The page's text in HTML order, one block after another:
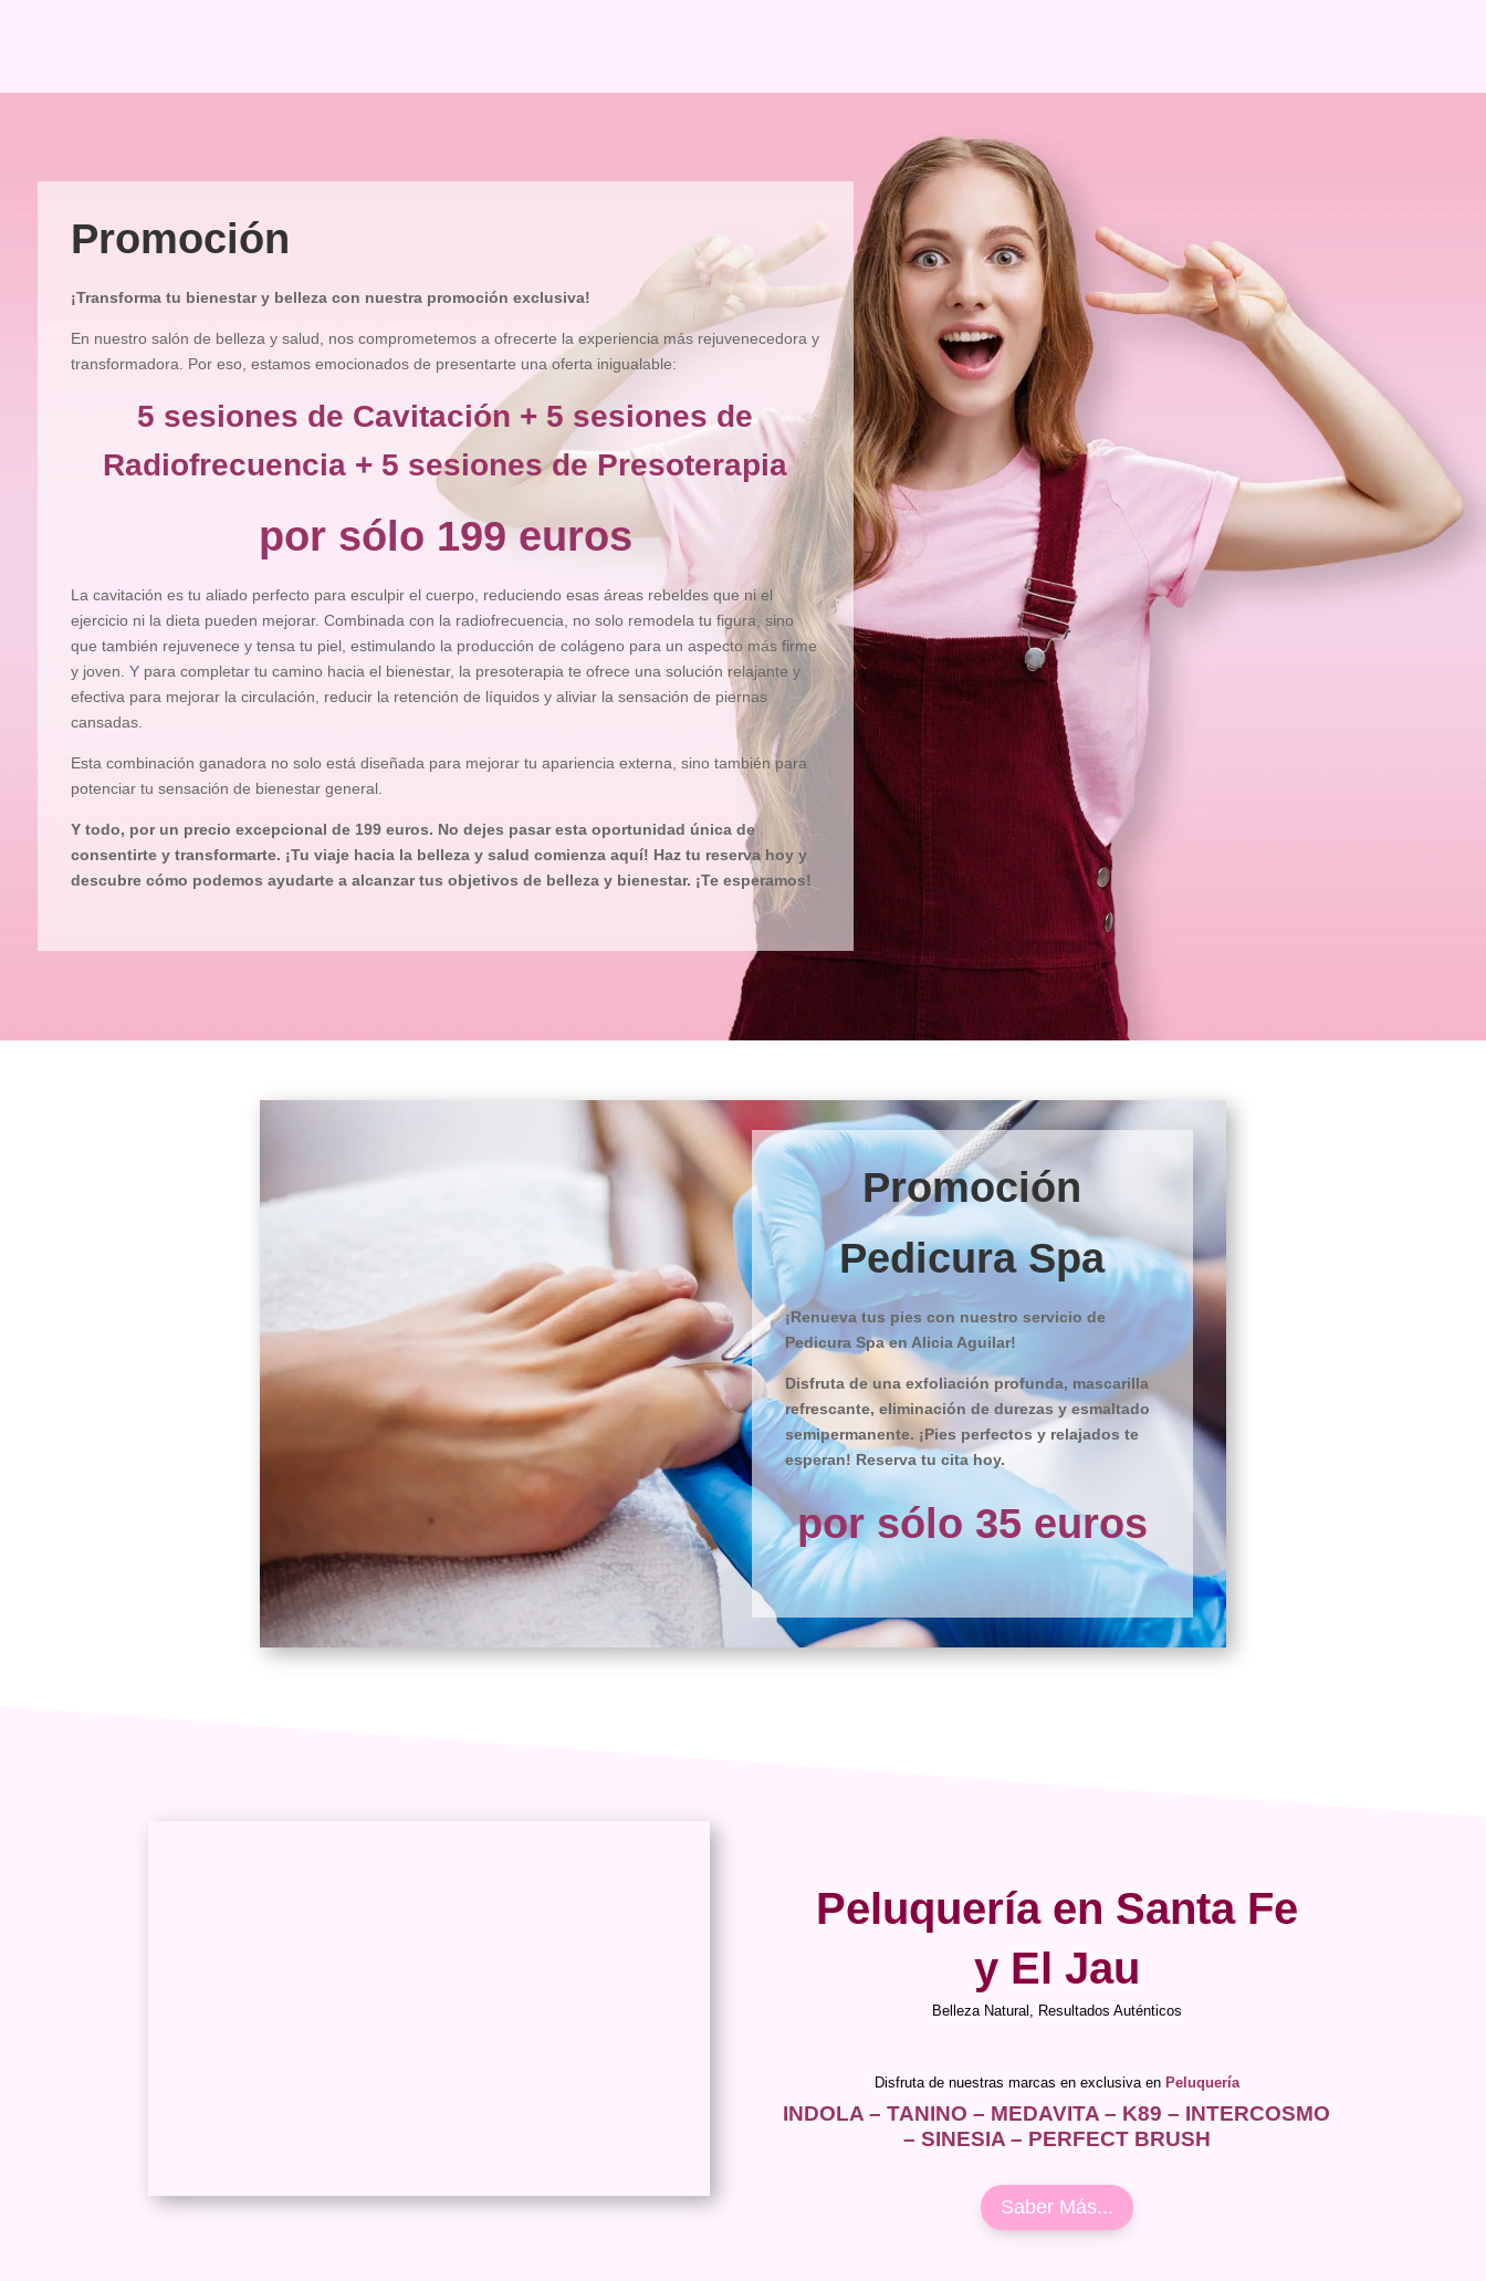
Promoción
¡Transforma tu bienestar y belleza con nuestra promoción exclusiva!
En nuestro salón de belleza y salud, nos comprometemos a ofrecerte la experiencia más rejuvenecedora y
transformadora. Por eso, estamos emocionados de presentarte una oferta inigualable:
5 sesiones de Cavitación + 5 sesiones de
Radiofrecuencia + 5 sesiones de Presoterapia
por sólo 199 euros
La cavitación es tu aliado perfecto para esculpir el cuerpo, reduciendo esas áreas rebeldes que ni el
ejercicio ni la dieta pueden mejorar. Combinada con la radiofrecuencia, no solo remodela tu figura, sino
que también rejuvenece y tensa tu piel, estimulando la producción de colágeno para un aspecto más firme
y joven. Y para completar tu camino hacia el bienestar, la presoterapia te ofrece una solución relajante y
efectiva para mejorar la circulación, reducir la retención de líquidos y aliviar la sensación de piernas
cansadas.
Esta combinación ganadora no solo está diseñada para mejorar tu apariencia externa, sino también para
potenciar tu sensación de bienestar general.
Y todo, por un precio excepcional de 199 euros. No dejes pasar esta oportunidad única de
consentirte y transformarte. ¡Tu viaje hacia la belleza y salud comienza aquí! Haz tu reserva hoy y
descubre cómo podemos ayudarte a alcanzar tus objetivos de belleza y bienestar. ¡Te esperamos!
Promoción
Pedicura Spa
¡Renueva tus pies con nuestro servicio de
Pedicura Spa en Alicia Aguilar!
Disfruta de una exfoliación profunda, mascarilla
refrescante, eliminación de durezas y esmaltado
semipermanente. ¡Pies perfectos y relajados te
esperan! Reserva tu cita hoy.
por sólo 35 euros
Peluquería en Santa Fe
y El Jau
Belleza Natural, Resultados Auténticos
Disfruta de nuestras marcas en exclusiva en Peluquería
INDOLA – TANINO – MEDAVITA – K89 – INTERCOSMO
– SINESIA – PERFECT BRUSH
Saber Más...